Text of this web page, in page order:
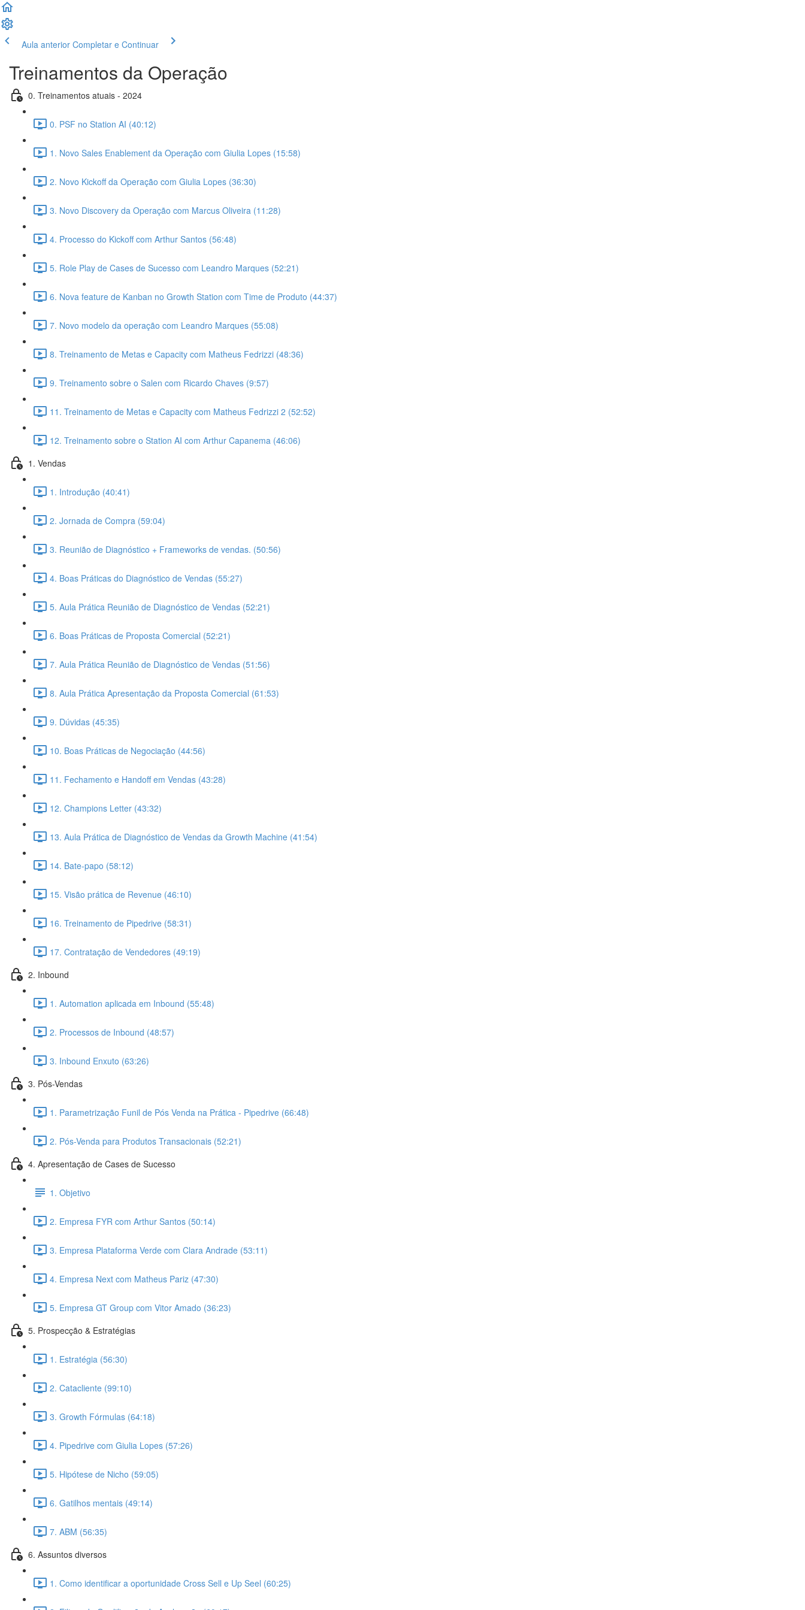
Aula anterior Completar e Continuar
Treinamentos da Operação
0. Treinamentos atuais - 2024
0. PSF no Station AI (40:12)
1. Novo Sales Enablement da Operação com Giulia Lopes (15:58)
2. Novo Kickoff da Operação com Giulia Lopes (36:30)
3. Novo Discovery da Operação com Marcus Oliveira (11:28)
4. Processo do Kickoff com Arthur Santos (56:48)
5. Role Play de Cases de Sucesso com Leandro Marques (52:21)
6. Nova feature de Kanban no Growth Station com Time de Produto (44:37)
7. Novo modelo da operação com Leandro Marques (55:08)
8. Treinamento de Metas e Capacity com Matheus Fedrizzi (48:36)
9. Treinamento sobre o Salen com Ricardo Chaves (9:57)
11. Treinamento de Metas e Capacity com Matheus Fedrizzi 2 (52:52)
12. Treinamento sobre o Station AI com Arthur Capanema (46:06)
1. Vendas
1. Introdução (40:41)
2. Jornada de Compra (59:04)
3. Reunião de Diagnóstico + Frameworks de vendas. (50:56)
4. Boas Práticas do Diagnóstico de Vendas (55:27)
5. Aula Prática Reunião de Diagnóstico de Vendas (52:21)
6. Boas Práticas de Proposta Comercial (52:21)
7. Aula Prática Reunião de Diagnóstico de Vendas (51:56)
8. Aula Prática Apresentação da Proposta Comercial (61:53)
9. Dúvidas (45:35)
10. Boas Práticas de Negociação (44:56)
11. Fechamento e Handoff em Vendas (43:28)
12. Champions Letter (43:32)
13. Aula Prática de Diagnóstico de Vendas da Growth Machine (41:54)
14. Bate-papo (58:12)
15. Visão prática de Revenue (46:10)
16. Treinamento de Pipedrive (58:31)
17. Contratação de Vendedores (49:19)
2. Inbound
1. Automation aplicada em Inbound (55:48)
2. Processos de Inbound (48:57)
3. Inbound Enxuto (63:26)
3. Pós-Vendas
1. Parametrização Funil de Pós Venda na Prática - Pipedrive (66:48)
2. Pós-Venda para Produtos Transacionais (52:21)
4. Apresentação de Cases de Sucesso
1. Objetivo
2. Empresa FYR com Arthur Santos (50:14)
3. Empresa Plataforma Verde com Clara Andrade (53:11)
4. Empresa Next com Matheus Pariz (47:30)
5. Empresa GT Group com Vitor Amado (36:23)
5. Prospecção & Estratégias
1. Estratégia (56:30)
2. Catacliente (99:10)
3. Growth Fórmulas (64:18)
4. Pipedrive com Giulia Lopes (57:26)
5. Hipótese de Nicho (59:05)
6. Gatilhos mentais (49:14)
7. ABM (56:35)
6. Assuntos diversos
1. Como identificar a oportunidade Cross Sell e Up Seel (60:25)